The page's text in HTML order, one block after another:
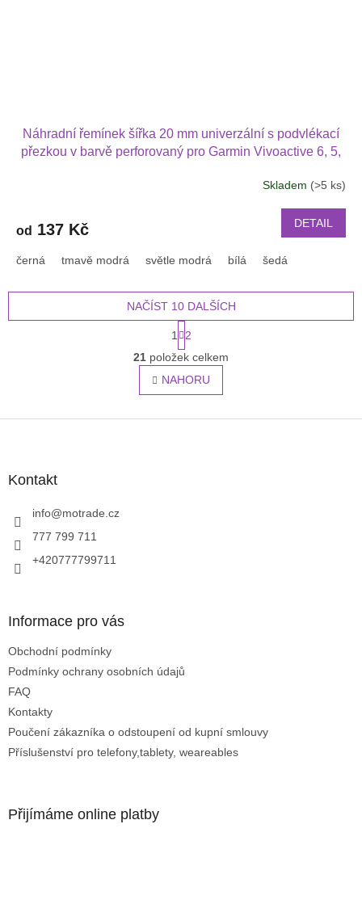
Náhradní řemínek šířka 20 mm univerzální s podvlékací
přezkou v barvě perforovaný pro Garmin Vivoactive 6, 5,
Skladem (>5 ks)
od 137 Kč DETAIL
černá tmavě modrá světle modrá bílá šedá
O
v
l
á
NAČÍST 10 DALŠÍCH
t
r
á
n
k
v
1
2
21 položek celkem
NAHORU
Kontakt
info@motrade.cz
777 799 711
+420777799711
Informace pro vás
Obchodní podmínky
Podmínky ochrany osobních údajů
FAQ
Kontakty
Poučení zákazníka o odstoupení od kupní smlouvy
Příslušenství pro telefony,tablety, weareables
Přijímáme online platby